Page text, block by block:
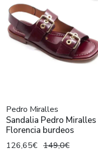
Pedro Miralles
Sandalia Pedro Miralles
Florencia burdeos
126,65€ 149,0€